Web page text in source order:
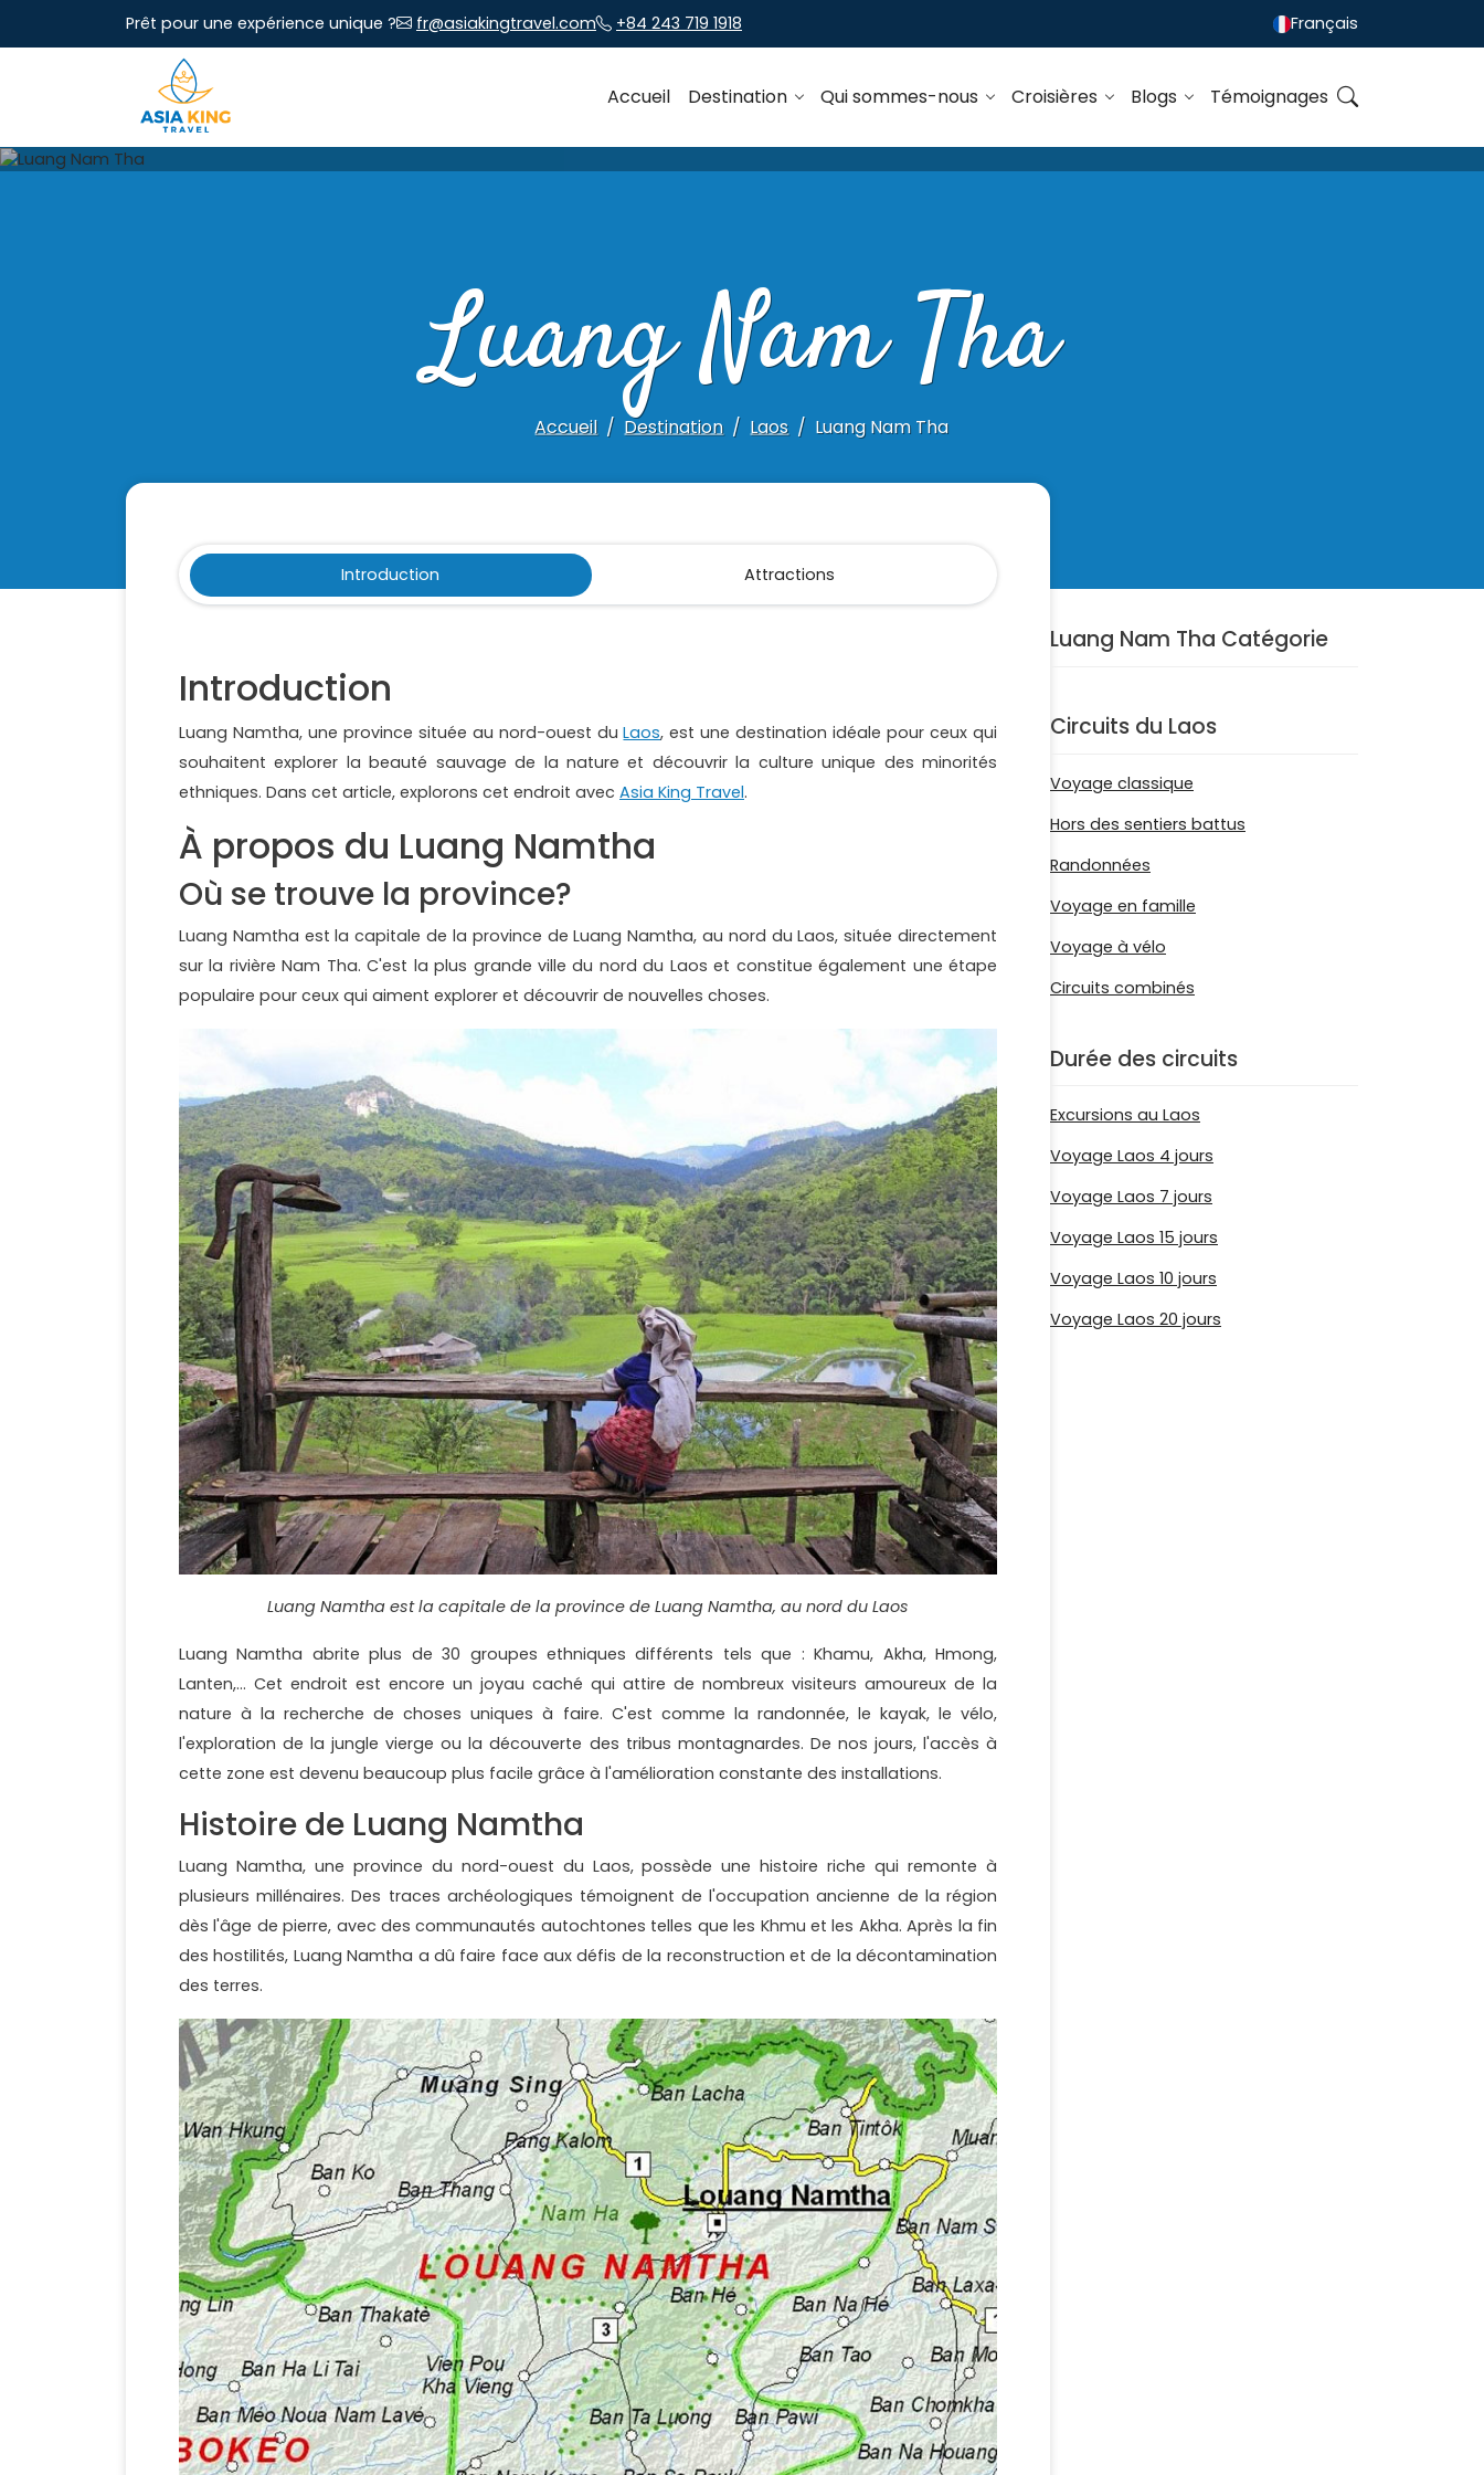
Prêt pour une expérience unique ? fr@asiakingtravel.com +84 243 719 1918 Français
Accueil Destination Qui sommes-nous Croisières Blogs Témoignages
Luang Nam Tha
Accueil Destination Laos Luang Nam Tha
Introduction Attractions
Introduction
Luang Namtha, une province située au nord-ouest duLaos, est une destination idéale pour ceux qui
souhaitent explorer la beauté sauvage de la nature et découvrir la culture unique des minorités
ethniques. Dans cet article, explorons cet endroit avec Asia King Travel.
À propos du Luang Namtha
Où se trouve la province?
Luang Namtha est la capitale de la province de Luang Namtha, au nord du Laos, située directement
sur la rivière Nam Tha. C'est la plus grande ville du nord du Laos et constitue également une étape
populaire pour ceux qui aiment explorer et découvrir de nouvelles choses.
Luang Namtha est la capitale de la province de Luang Namtha, au nord du Laos
Luang Namtha abrite plus de 30 groupes ethniques différents tels que : Khamu, Akha, Hmong,
Lanten,... Cet endroit est encore un joyau caché qui attire de nombreux visiteurs amoureux de la
nature à la recherche de choses uniques à faire. C'est comme la randonnée, le kayak, le vélo,
l'exploration de la jungle vierge ou la découverte des tribus montagnardes. De nos jours, l'accès à
cette zone est devenu beaucoup plus facile grâce à l'amélioration constante des installations.
Histoire de Luang Namtha
Luang Namtha, une province du nord-ouest du Laos, possède une histoire riche qui remonte à
plusieurs millénaires. Des traces archéologiques témoignent de l'occupation ancienne de la région
dès l'âge de pierre, avec des communautés autochtones telles que les Khmu et les Akha. Après la fin
des hostilités, Luang Namtha a dû faire face aux défis de la reconstruction et de la décontamination
des terres.
Luang Nam Tha Catégorie
Circuits du Laos
Voyage classique
Hors des sentiers battus
Randonnées
Voyage en famille
Voyage à vélo
Circuits combinés
Durée des circuits
Excursions au Laos
Voyage Laos 4 jours
Voyage Laos 7 jours
Voyage Laos 15 jours
Voyage Laos 10 jours
Voyage Laos 20 jours